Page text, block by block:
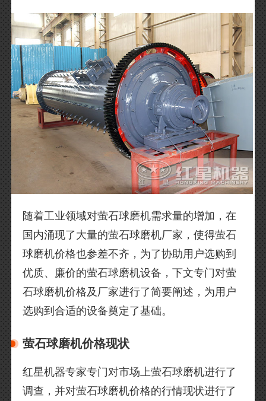
随着工业领域对萤石球磨机需求量的增加，在
国内涌现了大量的萤石球磨机厂家，使得萤石
球磨机价格也参差不齐，为了协助用户选购到
优质、廉价的萤石球磨机设备，下文专门对萤
石球磨机价格及厂家进行了简要阐述，为用户
选购到合适的设备奠定了基础。
萤石球磨机价格现状
红星机器专家专门对市场上萤石球磨机进行了
调查，并对萤石球磨机价格的行情现状进行了